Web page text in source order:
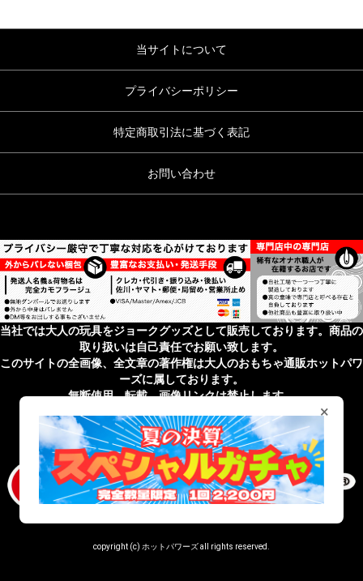
当サイトについて
プライバシーポリシー
特定商取引法に基づく表記
お問い合わせ
当社では大人の玩具をジョークグッズとして販売しております。商品の
取り扱いは自己責任でお願い致します。
このサイトの全画像、全文章の著作権は大人のおもちゃ通販ホットパワ
ーズに属しております。
無断使用、転載、画像リンクは禁止します。
無店舗性風俗特殊営業届出済 受理番号 第43201820027号
copyright (c) ホットパワーズ all rights reserved.
×